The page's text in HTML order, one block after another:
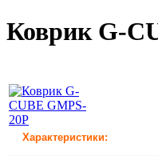
Коврик G-
Характеристики: